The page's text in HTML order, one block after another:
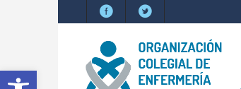
Abrir barra de herramientas